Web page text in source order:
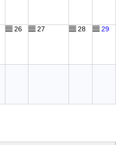
▤ 26 ▤ 27 ▤ 28 ▤ 29